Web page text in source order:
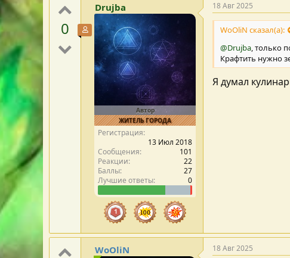
0
Drujba
Автор
ЖИТЕЛЬ ГОРОДА
Участник форума
Регистрация
13 Июл 2018
Сообщения
101
Реакции
22
Баллы
27
Лучшие ответы
0
18 Авг 2025
WoOliN сказал(а):
@Drujba, только
Крафтить нужно
Я думал
WoOliN 18 Авг 2025